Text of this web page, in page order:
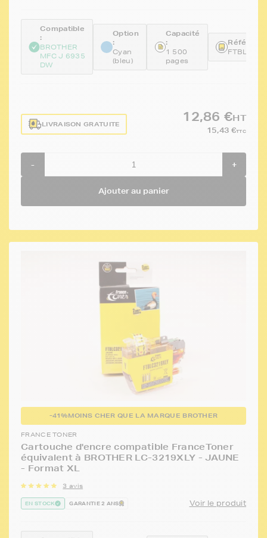
Compatible
:
BROTHER
MFC J 6935
DW
Option
:
Cyan
(bleu)
Capacité
:
1 500
pages
LIVRAISON GRATUITE
12,86 €HT
15,43 €TTC
- +
Ajouter au panier
-41%MOINS CHER QUE LA MARQUE BROTHER
FRANCE TONER
Cartouche d'encre compatible FranceToner
équivalent à BROTHER LC-3219XLY - JAUNE
- Format XL
3 avis
EN STOCK GARANTIE 2 ANS Voir le produit